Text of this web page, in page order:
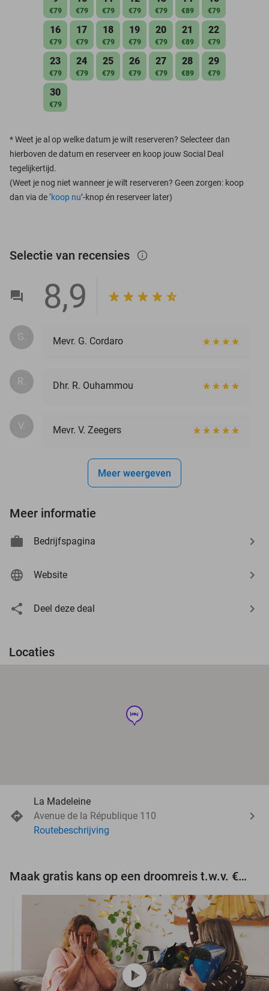
€79 €79 €79 €79 €79 €89 €79
16
€79
17
€79
18
€79
19
€79
20
€79
21
€89
22
€79
23
€79
24
€79
25
€79
26
€79
27
€79
28
€89
29
€79
30
€79
*Weet je al op welke datum je wilt reserveren? Selecteer dan
hierboven de datum en reserveer en koop jouw Social Deal
tegelijkertijd.
(Weet je nog niet wanneer je wilt reserveren? Geen zorgen: koop
dan via de ‘koop nu’-knop én reserveer later)
Selectie van recensies info_outlined
8,9
G. Mevr. G. Cordaro
R. Dhr. R. Ouhammou
V. Mevr. V. Zeegers
Meer weergeven
Meer informatie
Bedrijfspagina
Website
Deel deze deal
Locaties
hotel
La Madeleine
Avenue de la République 110
Routebeschrijving
Maak gratis kans op een droomreis t.w.v. €3.000!
play_circle